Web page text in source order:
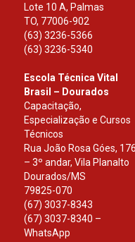
Lote 10 A, Palmas
TO, 77006-902
(63) 3236-5366
(63) 3236-5340
Escola Técnica Vital
Brasil – Dourados
Capacitação,
Especialização e Cursos
Técnicos
Rua João Rosa Góes,
– 3º andar, Vila Planalto
Dourados/MS
79825-070
(67) 3037-8343
(67) 3037-8340 –
WhatsApp